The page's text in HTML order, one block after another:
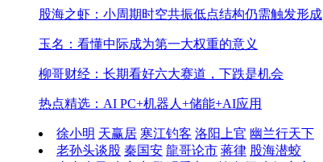
股海之虾：小周期时空共振低点结构仍需触发形成
玉名：看懂中际成为第一大权重的意义
柳哥财经：长期看好六大赛道，下跌是机会
热点精选：AI PC+机器人+储能+AI应用
徐小明 天赢居 寒江钓客 洛阳上官 幽兰行天下
老孙头谈股 秦国安 龍哥论市 蒋律 股海潜蛟